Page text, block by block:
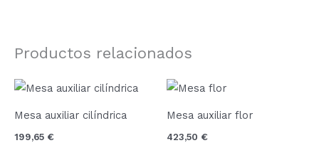
Productos relacionados
Mesa auxiliar cilíndrica
199,65 €
Mesa auxiliar flor
423,50 €